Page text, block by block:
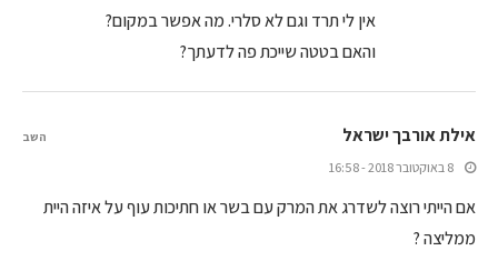
אין לי תרד וגם לא סלרי. מה אפשר במקום?
והאם בטטה שייכת פה לדעתך?
אילת אורבך ישראל
8 באוקטובר 2018 - 16:58
אם הייתי רוצה לשדרג את המרק עם בשר או חתיכות עוף על איזה היית
ממליצה ?
השב